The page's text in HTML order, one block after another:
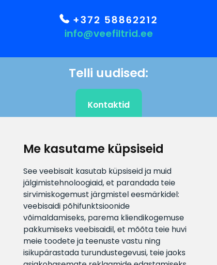
Me kasutame küpsiseid
See veebisait kasutab küpsiseid ja muid
jälgimistehnoloogiaid, et parandada teie
sirvimiskogemust järgmistel eesmärkidel:
veebisaidi põhifunktsioonide
võimaldamiseks, parema kliendikogemuse
pakkumiseks veebisaidil,et mõõta teie huvi
meie toodete ja teenuste vastu ning
isikupärastada turundustegevusi, teie jaoks
+372 58862212
info@veefiltrid.ee
Telli uudised:
Kontaktid
KLIENDITUGI
E-posti aadress
info@veefiltrid.ee
Infotelefon
+372 58862212
Vaata tööaegu
Reti tee 11, Peetri, 75312 Harju
maakond, Estonia